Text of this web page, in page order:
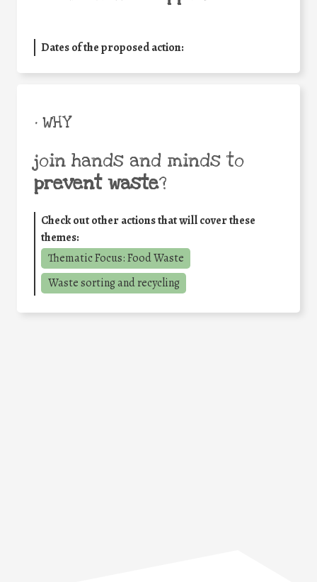
Dates of the proposed action:
• WHY
join hands and minds to
prevent waste?
Check out other actions that will cover these
themes:
Thematic Focus: Food Waste
Waste sorting and recycling